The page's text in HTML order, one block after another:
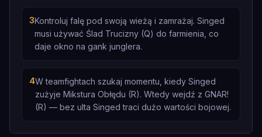
3Kontroluj falę pod swoją wieżą i zamrażaj. Singed
musi używać Ślad Trucizny (Q) do farmienia, co
daje okno na gank junglera.
4W teamfightach szukaj momentu, kiedy Singed
zużyje Mikstura Obłędu (R). Wtedy wejdź z GNAR!
(R) — bez ulta Singed traci dużo wartości bojowej.